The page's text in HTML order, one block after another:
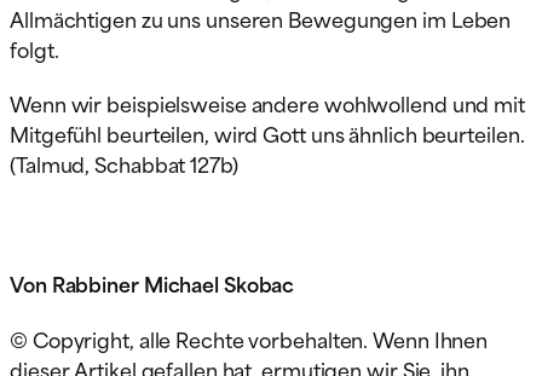
Allmächtigen zu uns unseren Bewegungen im Leben
folgt.
Wenn wir beispielsweise andere wohlwollend und mit
Mitgefühl beurteilen, wird Gott uns ähnlich beurteilen.
(Talmud, Schabbat 127b)
Von Rabbiner Michael Skobac
© Copyright, alle Rechte vorbehalten. Wenn Ihnen
dieser Artikel gefallen hat, ermutigen wir Sie, ihn